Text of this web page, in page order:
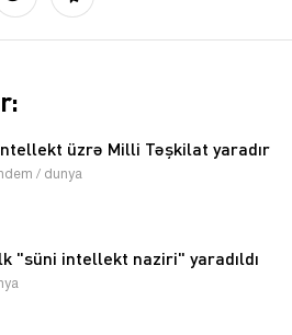
üzrə Milli Təşkilat yaradır
/ dunya
"süni intellekt naziri" yaradıldı